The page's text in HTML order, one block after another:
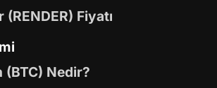
(RENDER) Fiyatı
(BTC) Nedir?